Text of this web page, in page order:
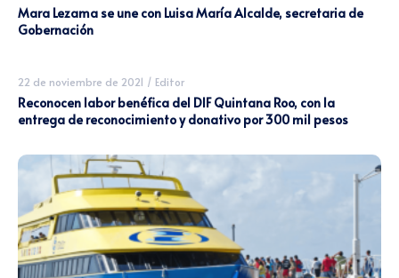
Mara Lezama se une con Luisa María Alcalde, secretaria de
Gobernación
22 de noviembre de 2021 / Editor
Reconocen labor benéfica del DIF Quintana Roo, con la
entrega de reconocimiento y donativo por 300 mil pesos